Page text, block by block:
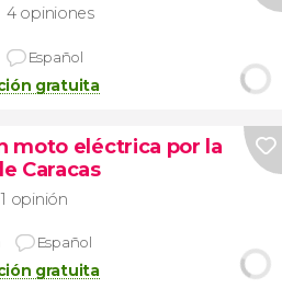
4 opiniones
Español
gratuita
moto eléctrica por la
Caracas
1 opinión
Español
gratuita